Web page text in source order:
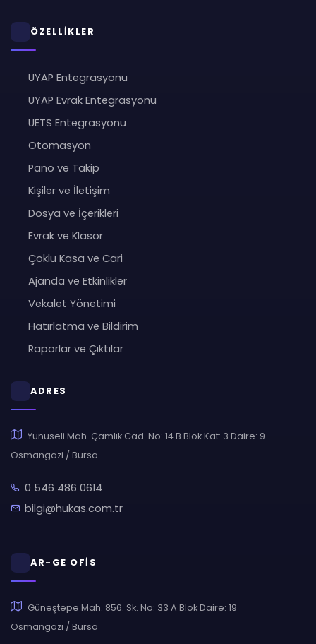
ÖZELLİKLER
UYAP Entegrasyonu
UYAP Evrak Entegrasyonu
UETS Entegrasyonu
Otomasyon
Pano ve Takip
Kişiler ve İletişim
Dosya ve İçerikleri
Evrak ve Klasör
Çoklu Kasa ve Cari
Ajanda ve Etkinlikler
Vekalet Yönetimi
Hatırlatma ve Bildirim
Raporlar ve Çıktılar
ADRES
Yunuseli Mah. Çamlık Cad. No: 14 B Blok Kat: 3 Daire: 9
Osmangazi / Bursa
0 546 486 0614
bilgi@hukas.com.tr
AR-GE OFİS
Güneştepe Mah. 856. Sk. No: 33 A Blok Daire: 19
Osmangazi / Bursa